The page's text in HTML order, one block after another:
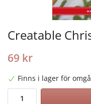
Creatable
69 kr
Finns i lager för